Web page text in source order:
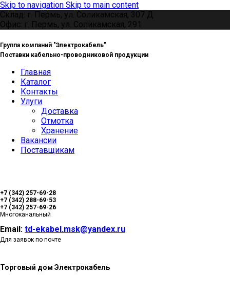
Skip to navigation Skip to main content
Склад: г. Пермь, ул. Соликамская, 307 Д
Офис: г. Пермь, ул. Соликамская, 291
Группа компаний "Электрокабель"
Поставки кабельно-проводниковой продукции
Главная
Каталог
Контакты
Улуги
Доставка
Отмотка
Хранение
Вакансии
Поставщикам
+7 (342) 257-69-28
+7 (342) 288-69-53
+7 (342) 257-69-26
Многоканальный
Email: td-ekabel.msk@yandex.ru
Для заявок по почте
Торговый дом Электрокабель